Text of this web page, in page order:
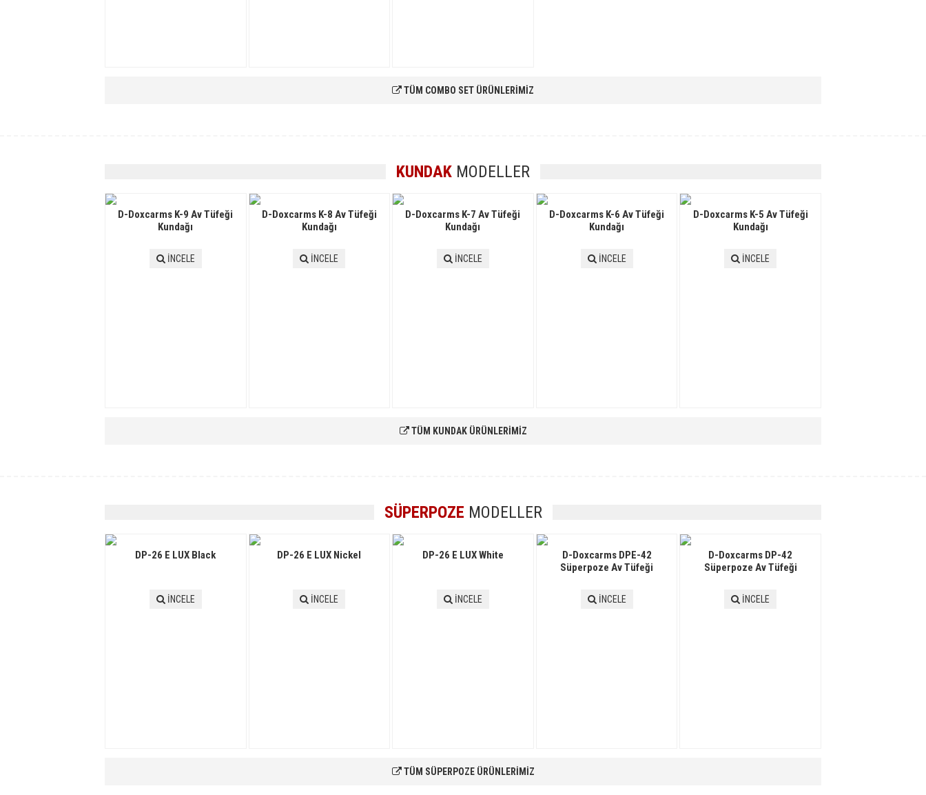
TÜM COMBO SET ÜRÜNLERİMİZ
KUNDAK MODELLER
D-Doxcarms K-9 Av Tüfeği
Kundağı
İNCELE
D-Doxcarms K-8 Av Tüfeği
Kundağı
İNCELE
D-Doxcarms K-7 Av Tüfeği
Kundağı
İNCELE
D-Doxcarms K-6 Av Tüfeği
Kundağı
İNCELE
D-Doxcarms K-5 Av Tüfeği
Kundağı
İNCELE
TÜM KUNDAK ÜRÜNLERİMİZ
SÜPERPOZE MODELLER
DP-26 E LUX Black
İNCELE
DP-26 E LUX Nickel
İNCELE
DP-26 E LUX White
İNCELE
D-Doxcarms DPE-42
Süperpoze Av Tüfeği
İNCELE
D-Doxcarms DP-42
Süperpoze Av Tüfeği
İNCELE
TÜM SÜPERPOZE ÜRÜNLERİMİZ